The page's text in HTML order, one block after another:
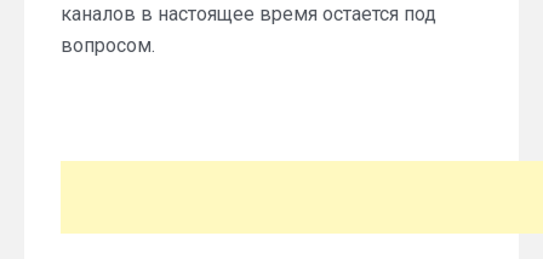
каналов в настоящее время остается под
вопросом.